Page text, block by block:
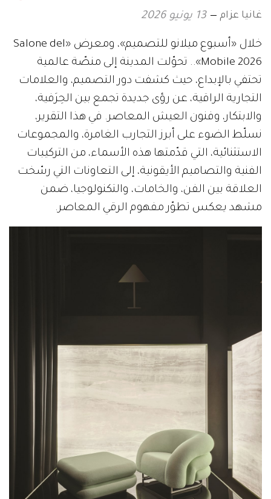
غانيا عزام 13 يونيو 2026
خلال «أسبوع ميلانو للتصميم»، ومعرض «Salone del
Mobile 2026».. تحوّلت المدينة إلى منصّة عالمية
تحتفي بالإبداع، حيث كشفت دور التصميم، والعلامات
التجارية الراقية، عن رؤى جديدة تجمع بين الحِرَفية،
والابتكار، وفنون العيش المعاصر. في هذا التقرير،
نسلّط الضوء على أبرز التجارب الغامرة، والمجموعات
الاستثنائية، التي قدّمتها هذه الأسماء، من التركيبات
الفنية والتصاميم الأيقونية، إلى التعاونات التي رسّخت
العلاقة بين الفن، والخامات، والتكنولوجيا، ضمن
مشهد يعكس تطوّر مفهوم الرقي المعاصر.